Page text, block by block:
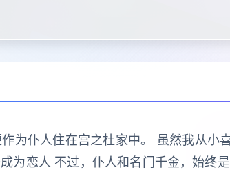
为仆人住在宫之杜家中。 虽然我从小
为恋人 不过，仆人和名门千金，始